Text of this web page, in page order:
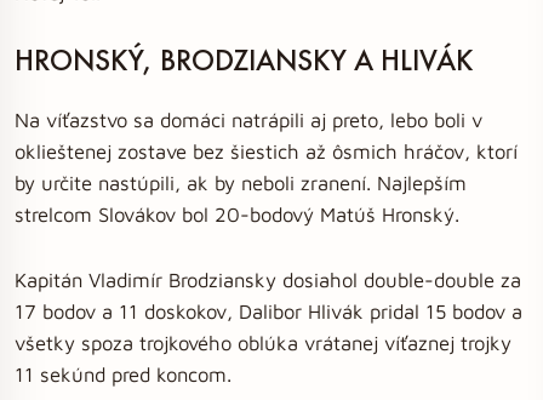
HRONSKÝ, BRODZIANSKY A HLIVÁK
Na víťazstvo sa domáci natrápili aj preto, lebo boli v
oklieštenej zostave bez šiestich až ôsmich hráčov, ktorí
by určite nastúpili, ak by neboli zranení. Najlepším
strelcom Slovákov bol 20-bodový Matúš Hronský.
Kapitán Vladimír Brodziansky dosiahol double-double za
17 bodov a 11 doskokov, Dalibor Hlivák pridal 15 bodov a
všetky spoza trojkového oblúka vrátanej víťaznej trojky
11 sekúnd pred koncom.